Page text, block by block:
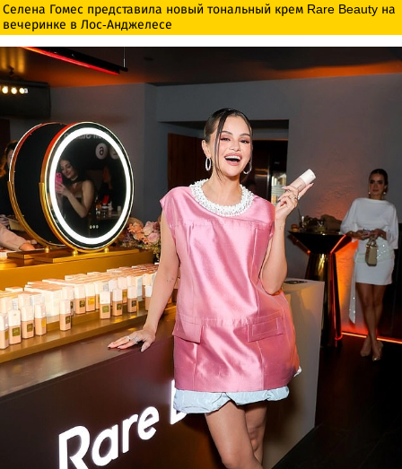
Селена Гомес представила новый тональный крем Rare Beauty на
вечеринке в Лос-Анджелесе